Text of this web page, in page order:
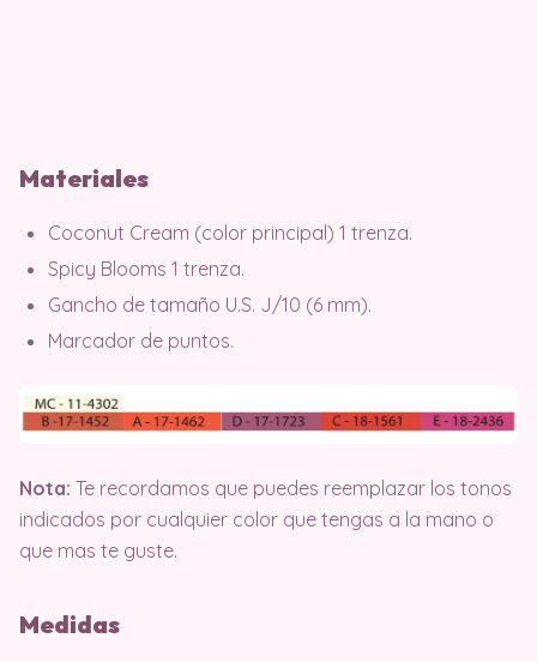
Materiales
Coconut Cream (color principal) 1 trenza.
Spicy Blooms 1 trenza.
Gancho de tamaño U.S. J/10 (6 mm).
Marcador de puntos.
Nota: Te recordamos que puedes reemplazar los tonos
indicados por cualquier color que tengas a la mano o
que mas te guste.
Medidas